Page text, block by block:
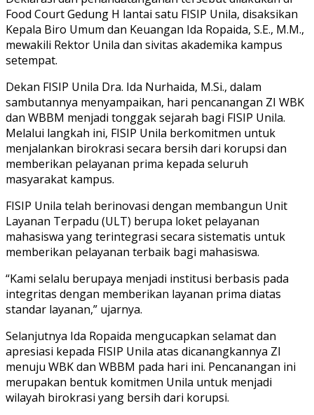
Food Court Gedung H lantai satu FISIP Unila, disaksikan
Kepala Biro Umum dan Keuangan Ida Ropaida, S.E., M.M.,
mewakili Rektor Unila dan sivitas akademika kampus
setempat.
Dekan FISIP Unila Dra. Ida Nurhaida, M.Si., dalam
sambutannya menyampaikan, hari pencanangan ZI WBK
dan WBBM menjadi tonggak sejarah bagi FISIP Unila.
Melalui langkah ini, FISIP Unila berkomitmen untuk
menjalankan birokrasi secara bersih dari korupsi dan
memberikan pelayanan prima kepada seluruh
masyarakat kampus.
FISIP Unila telah berinovasi dengan membangun Unit
Layanan Terpadu (ULT) berupa loket pelayanan
mahasiswa yang terintegrasi secara sistematis untuk
memberikan pelayanan terbaik bagi mahasiswa.
“Kami selalu berupaya menjadi institusi berbasis pada
integritas dengan memberikan layanan prima diatas
standar layanan,” ujarnya.
Selanjutnya Ida Ropaida mengucapkan selamat dan
apresiasi kepada FISIP Unila atas dicanangkannya ZI
menuju WBK dan WBBM pada hari ini. Pencanangan ini
merupakan bentuk komitmen Unila untuk menjadi
wilayah birokrasi yang bersih dari korupsi.